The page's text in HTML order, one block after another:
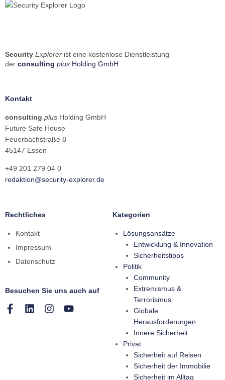
Security Explorer ist eine kostenlose Dienstleistung
der consulting plus Holding GmbH
Kontakt
consulting plus Holding GmbH
Future Safe House
Feuerbachstraße 8
45147 Essen
+49 201 279 04 0
redaktion@security-explorer.de
Rechtliches
Kontakt
Impressum
Datenschutz
Besuchen Sie uns auch auf
Kategorien
Lösungsansätze
Entwicklung & Innovation
Sicherheitstipps
Politik
Community
Extremismus &
Terrorismus
Globale
Herausforderungen
Innere Sicherheit
Privat
Sicherheit auf Reisen
Sicherheit der Immobilie
Sicherheit im Alltag